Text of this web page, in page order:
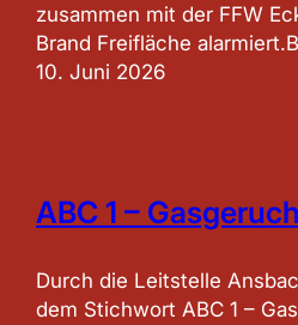
zusammen mit der FFW
Brand Freifläche
10. Juni 2026
ABC 1 –
Durch die Leitstelle
dem Stichwort ABC 1 –